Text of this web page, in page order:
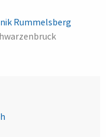
Rummelsberg